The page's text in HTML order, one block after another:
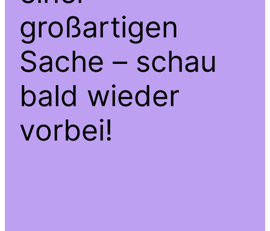
großartigen
Sache – schau
bald wieder
vorbei!